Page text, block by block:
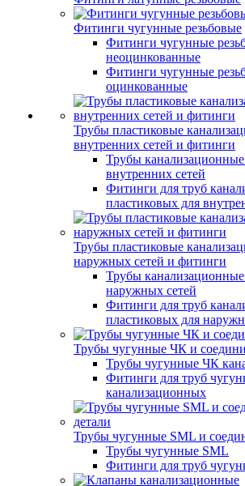
Фитинги чугунные резьбовые
Фитинги чугунные
неоцинкованные
Фитинги чугунные
оцинкованные
Трубы пластиковые
внутренних сетей и фитинги
Трубы
внутренних сетей
Фитинги для труб
пластиковых для
Трубы пластиковые
наружных сетей и фитинги
Трубы
наружных сетей
Фитинги для труб
пластиковых для
Трубы чугунные ЧК и
Трубы чугунные ЧК
Фитинги для труб
канализационных
Трубы чугунные SML и
Трубы чугунные SML
Фитинги для труб